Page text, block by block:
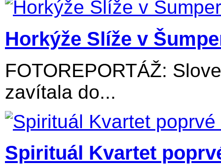
Horkýže Slíže v
FOTOREPORTÁŽ:
zavítala do...
Spirituál Kvartet